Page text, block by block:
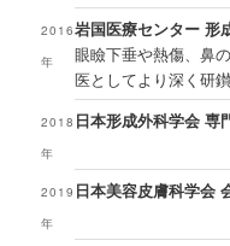
2016
年
岩国医療センター 形
眼瞼下垂や熱傷、鼻
医としてより深く研
2018
年
日本形成外科学会 専
2019
年
日本美容皮膚科学会